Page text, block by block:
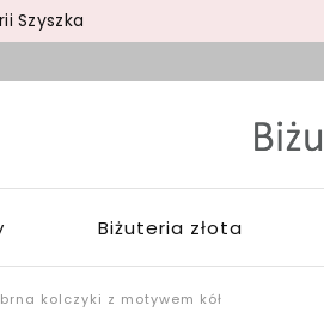
Szyszka
Biżuteria
Wola,
Łask
srebrną,
pozłacaną,
upominki
Biżuteria złota
kolczyki z motywem kół